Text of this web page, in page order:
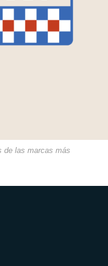
de las marcas más